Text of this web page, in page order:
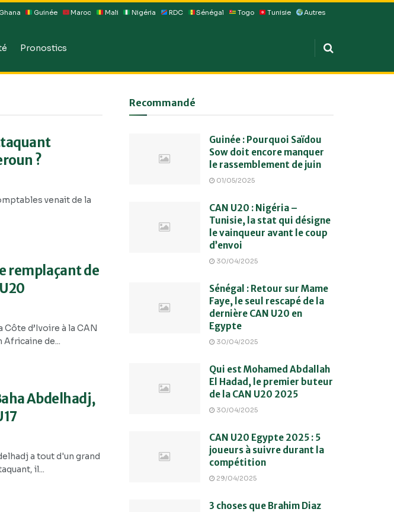
Ghana Guinée Maroc Mali Nigéria RDC Sénégal Togo Tunisie Autres
Pronostics
?
venait de la
remplaçant de
d’Ivoire à la CAN
de...
Abdelhadj,
a tout d'un grand
il...
Recommandé
Guinée : Pourquoi Saïdou
Sow doit encore manquer
le rassemblement de juin
01/05/2025
CAN U20 : Nigéria –
Tunisie, la stat qui désigne
le vainqueur avant le coup
d’envoi
30/04/2025
Sénégal : Retour sur Mame
Faye, le seul rescapé de la
dernière CAN U20 en
Egypte
30/04/2025
Qui est Mohamed Abdallah
El Hadad, le premier buteur
de la CAN U20 2025
30/04/2025
CAN U20 Egypte 2025 : 5
joueurs à suivre durant la
compétition
29/04/2025
3 choses que Brahim Diaz